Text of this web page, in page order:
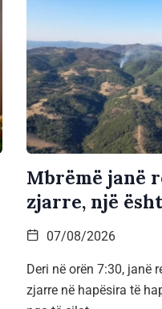
Mbrëmë janë
zjarre, një
07/08/2026
Deri në orën 7:30, janë
zjarre në hapësira të